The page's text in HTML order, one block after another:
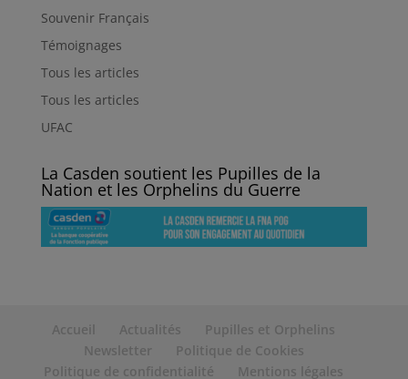
Souvenir Français
Témoignages
Tous les articles
Tous les articles
UFAC
La Casden soutient les Pupilles de la
Nation et les Orphelins du Guerre
Accueil Actualités
Pupilles et Orphelins
Newsletter
Politique de Cookies
Politique de confidentialité
Mentions légales